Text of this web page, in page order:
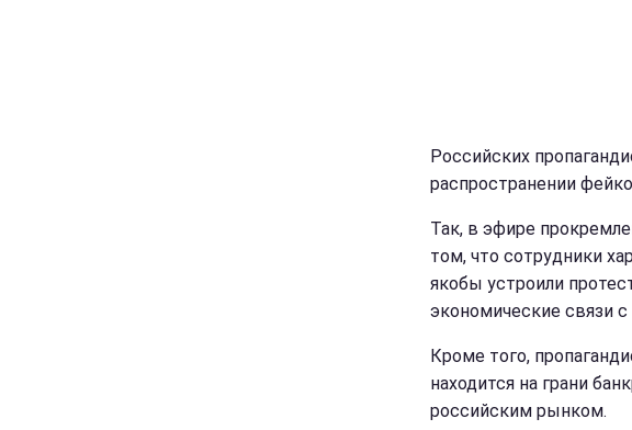
Российских
распространении
Так, в эфире
том, что сотрудники
якобы устроили
экономические связи
Кроме того,
находится на грани
российским рынком.